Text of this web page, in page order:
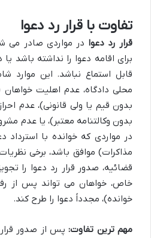
تفاوت با قرار رد دعوا
قرار رد دعوا در مواردی صادر می
برای اقامه دعوا را نداشته باشد
قابل استماع نباشد. این موارد
محلی دادگاه، عدم اهلیت
بدون قیم یا ولی قانونی)، عدم
بدون وکالتنامه معتبر)، یا عدم
در مواردی که خوانده با
مذاکرات) موافق باشد، برخی
قضائیه، صدور قرار رد دعوا را
خاص، خواهان می تواند پس از
خوانده)، مجدداً دعوا را طرح کند.
مهم ترین تفاوت:پس از صدور قرار